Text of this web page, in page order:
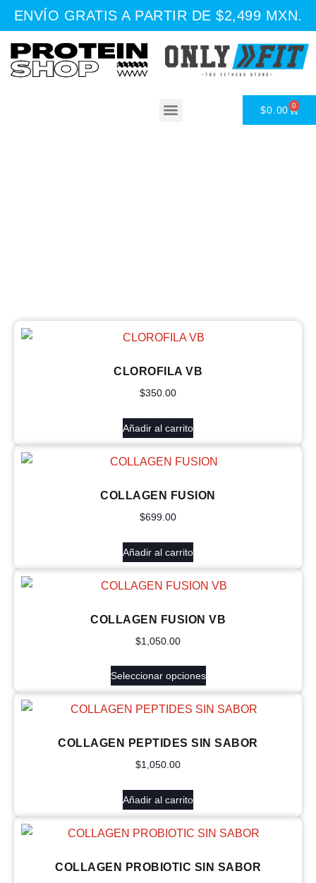
ENVÍO GRATIS A PARTIR DE $2,499 MXN.
$0.00 0
CLOROFILA VB
$350.00
Añadir al carrito
COLLAGEN FUSION
$699.00
Añadir al carrito
COLLAGEN FUSION VB
$1,050.00
Seleccionar opciones
COLLAGEN PEPTIDES SIN SABOR
$1,050.00
Añadir al carrito
COLLAGEN PROBIOTIC SIN SABOR